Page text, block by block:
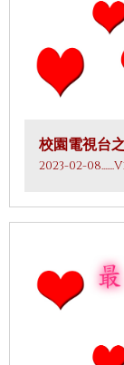
校園電視台
2023-02-08